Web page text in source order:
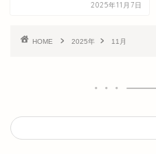
2025年11月7日
HOME 2025年 11月